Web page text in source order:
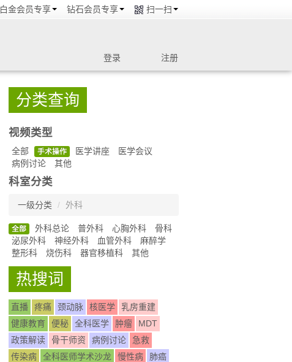
白金会员专享 钻石会员专享 扫一扫
登录 注册
分类查询
视频类型
全部 手术操作 医学讲座
医学会议
病例讨论
其他
科室分类
一级分类 / 外科
全部 外科总论 普外科 心胸外科
骨科
泌尿外科
神经外科 血管外科
麻醉学
整形科
烧伤科 器官移植科 其他
热搜词
直播 疼痛 颈动脉 核医学
乳房重建
健康教育
便秘 全科医学 肿瘤
MDT
政策解读
骨干师资 病例讨论
急救
传染病
全科医师学术沙龙 慢性病
肺癌